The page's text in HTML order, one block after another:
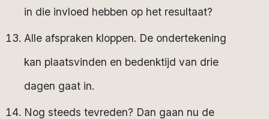
in die invloed hebben op het resultaat?
Alle afspraken kloppen. De ondertekening
kan plaatsvinden en bedenktijd van drie
dagen gaat in.
Nog steeds tevreden? Dan gaan nu de